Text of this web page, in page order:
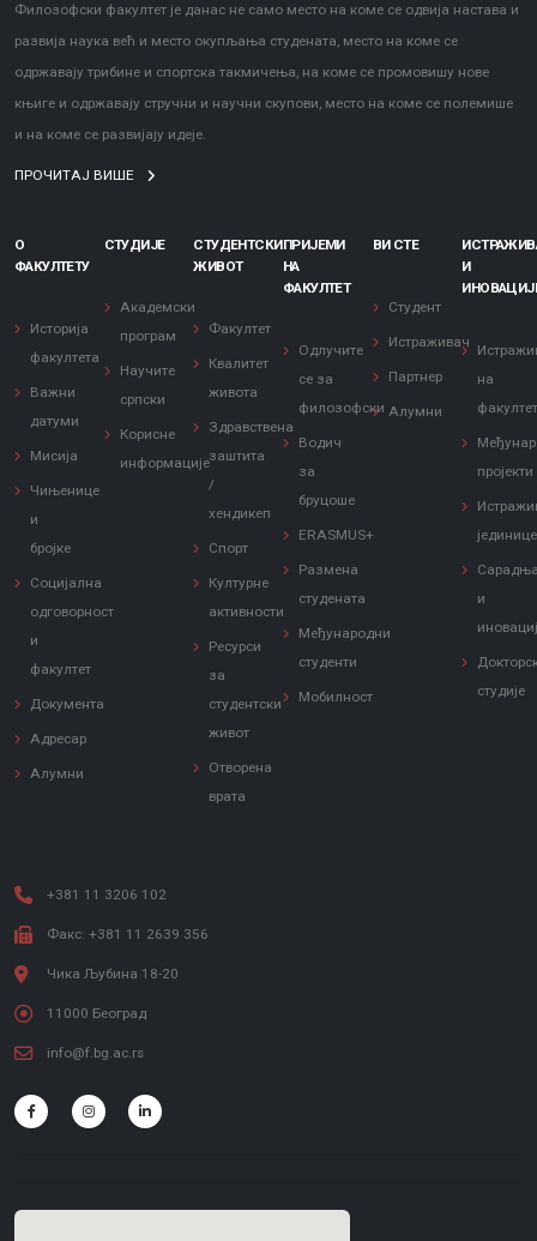
Филозофски факултет је данас не само место на коме се одвија настава и
развија наука већ и место окупљања студената, место на коме се
одржавају трибине и спортска такмичења, на коме се промовишу нове
књиге и одржавају стручни и научни скупови, место на коме се полемише
и на коме се развијају идеје.
ПРОЧИТАЈ ВИШЕ
О
ФАКУЛТЕТУ
Историја
факултета
Важни
датуми
Мисија
Чињенице
и
бројке
Социјална
одговорност
и
факултет
Документа
Адресар
Алумни
СТУДИЈЕ
Академски
програм
Научите
српски
Корисне
информације
СТУДЕНТСКИ
ЖИВОТ
Факултет
Квалитет
живота
Здравствена
заштита
/
хендикеп
Спорт
Културне
активности
Ресурси
за
студентски
живот
Отворена
врата
ПРИЈЕМИ
НА
ФАКУЛТЕТ
Одлучите
се за
филозофски
Водич
за
бруцоше
ERASMUS+
Размена
студената
Међународни
студенти
Мобилност
ВИ СТЕ
Студент
Истраживач
Партнер
Алумни
И
на
пројекти
јединице
и
студије
+381 11 3206 102
Факс: +381 11 2639 356
Чика Љубина 18-20
11000 Београд
info@f.bg.ac.rs